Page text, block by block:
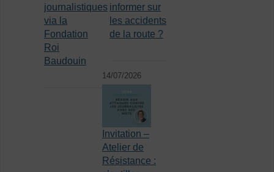
journalistiques
via la
Fondation
Roi
Baudouin
informer sur
les accidents
de la route ?
14/07/2026
Invitation –
Atelier de
Résistance :